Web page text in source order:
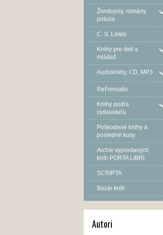
Životopisy, romány,
poézia
C. S. Lewis
Knihy pre deti a
mládež
Audioknihy, CD, MP3
ReFormatio
Knihy podľa
vydavateľa
Poškodené knihy a
posledné kusy
Archív vypredaných
kníh PORTA LIBRI
SCRIPTA
Bazár kníh
Autori